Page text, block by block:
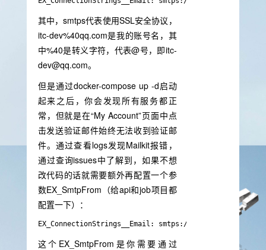
其中，smtps代表使用SSL安全协议，
itc-dev%40qq.com是我的账号名，其
中%40是转义字符，代表@号，即itc-
dev@qq.com。
但是通过docker-compose up -d启动
起来之后，你会发现所有服务都正
常，但就是在“My Account”页面中点
击发送验证邮件始终无法收到验证邮
件。通过查看logs发现Mailkit报错，
通过查询issues中了解到，如果不想
改代码的话就需要额外再配置一个参
数EX_SmtpFrom（给api和job项目都
配置一下）：
EX_ConnectionStrings__Email: smtps://itc-
这个EX_SmtpFrom是你需要通过